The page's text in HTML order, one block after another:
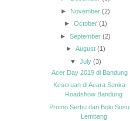
► November (2)
► October (1)
►September (2)
► August (1)
▼
July (3)
Acer Day 2019 di Bandung
Keseruan di Acara Senka
Roadshow Bandung
Promo Serbu dari Bolu Susu
Lembang